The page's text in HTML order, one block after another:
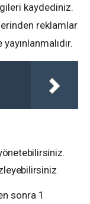
kaydediniz.
reklamlar
sonra 1